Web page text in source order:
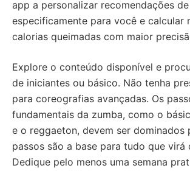
app a personalizar recomendações
especificamente para você e calcular
calorias queimadas com maior
Explore o conteúdo disponível e
de iniciantes ou básico. Não tenha
para coreografias avançadas. Os
fundamentais da zumba, como o
e o reggaeton, devem ser dominados
passos são a base para tudo que virá
Dedique pelo menos uma semana